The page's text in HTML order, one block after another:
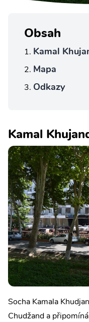
Obsah
Kamal
Mapa
Odkazy
Kamal
Socha Kamala
Chudžand a